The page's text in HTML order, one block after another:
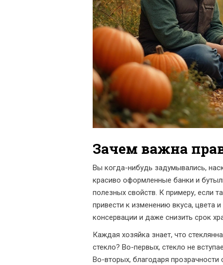
Зачем важна
Вы когда-нибудь задумывались,
красиво оформленные банки и
полезных свойств. К примеру, если
привести к изменению вкуса, цвета
консервации и даже снизить срок
Каждая хозяйка знает, что
стекло? Во-первых, стекло не
Во-вторых, благодаря прозрачности